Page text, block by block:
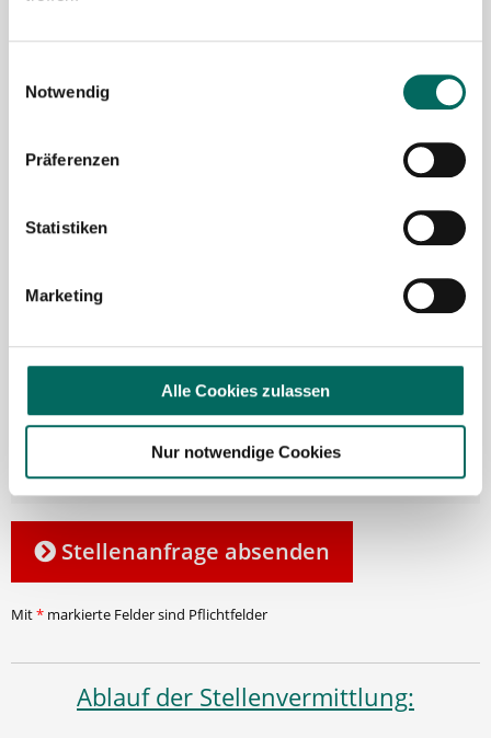
Notwendig
Präferenzen
Statistiken
Marketing
Alle Cookies zulassen
Nur notwendige Cookies
sowie denDatenschutzbestimmungen
der Deutscher
Apotheker Service, Talentzeit GmbH, 33611 Bielefeld. zu.
Ich möchte den Apotheken-Newsletter
Pharmazie- und Apothekenbranche
einverstanden, dass meine Interaktionen
damit passende und relevante
Informationen für mich bereitgestellt
werden können. Im Übrigen habe ich die
Datenschutzerklärunggelesen und bin mit
ihr einverstanden.
Stellenanfrage absenden
Mit* markierte Felder sind Pflichtfelder
Ablauf der Stellenvermittlung: